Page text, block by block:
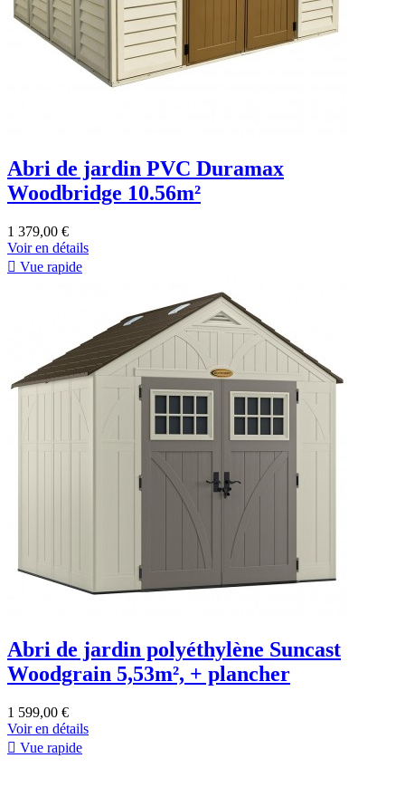
Abri de jardin PVC Duramax
Woodbridge 10.56m²
1 379,00 €
Voir en détails
 Vue rapide
Abri de jardin polyéthylène Suncast
Woodgrain 5,53m², + plancher
1 599,00 €
Voir en détails
 Vue rapide